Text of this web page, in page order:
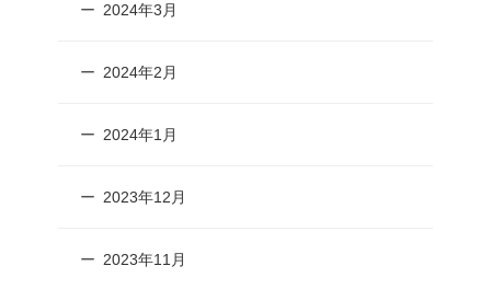
2024年3月
2024年2月
2024年1月
2023年12月
2023年11月